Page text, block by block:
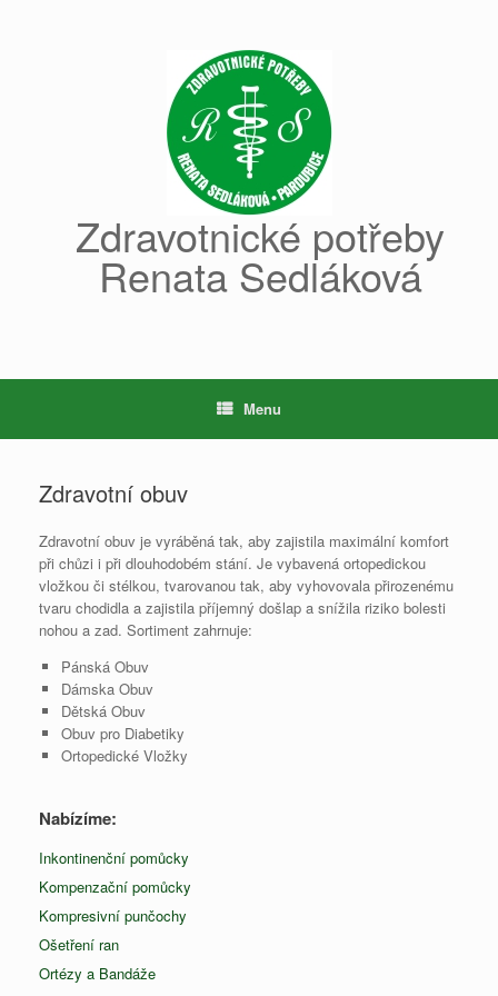
Zdravotnické potřeby
Renata Sedláková
Menu
Zdravotní obuv
Zdravotní obuv je vyráběná tak, aby zajistila maximální komfort
při chůzi i při dlouhodobém stání. Je vybavená ortopedickou
vložkou či stélkou, tvarovanou tak, aby vyhovovala přirozenému
tvaru chodidla a zajistila příjemný došlap a snížila riziko bolesti
nohou a zad. Sortiment zahrnuje:
Pánská Obuv
Dámska Obuv
Dětská Obuv
Obuv pro Diabetiky
Ortopedické Vložky
Nabízíme:
Inkontinenční pomůcky
Kompenzační pomůcky
Kompresivní punčochy
Ošetření ran
Ortézy a Bandáže